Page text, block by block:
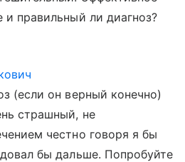
и правильный ли диагноз?
(если он верный конечно)
страшный, не
честно говоря я бы
бы дальше. Попробуйте